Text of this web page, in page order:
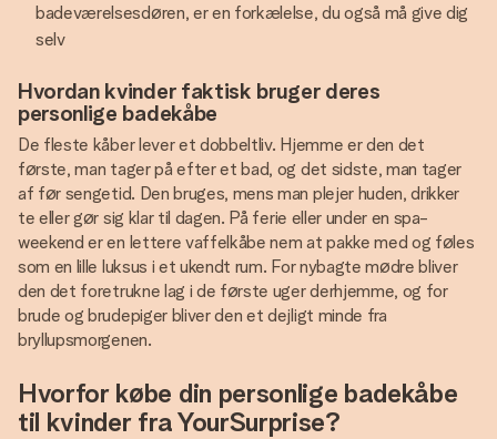
badeværelsesdøren, er en forkælelse, du også må give dig
selv
Hvordan kvinder faktisk bruger deres
personlige badekåbe
De fleste kåber lever et dobbeltliv. Hjemme er den det
første, man tager på efter et bad, og det sidste, man tager
af før sengetid. Den bruges, mens man plejer huden, drikker
te eller gør sig klar til dagen. På ferie eller under en spa-
weekend er en lettere vaffelkåbe nem at pakke med og føles
som en lille luksus i et ukendt rum. For nybagte mødre bliver
den det foretrukne lag i de første uger derhjemme, og for
brude og brudepiger bliver den et dejligt minde fra
bryllupsmorgenen.
Hvorfor købe din personlige badekåbe
til kvinder fra YourSurprise?